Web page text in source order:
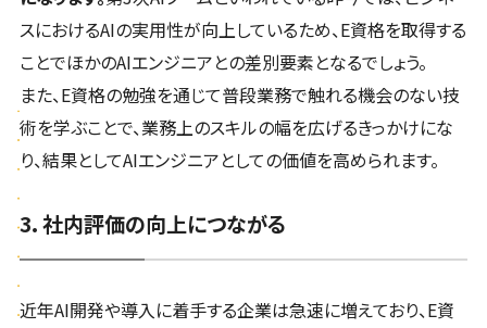
スにおけるAIの実用性が向上しているため、E資格を取得する
ことでほかのAIエンジニアとの差別要素となるでしょう。
また、E資格の勉強を通じて普段業務で触れる機会のない技
術を学ぶことで、業務上のスキルの幅を広げるきっかけにな
り、結果としてAIエンジニアとしての価値を高められます。
3. 社内評価の向上につながる
近年AI開発や導入に着手する企業は急速に増えており、E資